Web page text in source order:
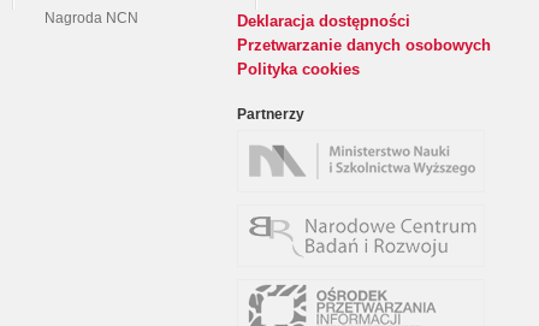
Nagroda NCN
Deklaracja dostępności
Przetwarzanie danych osobowych
Polityka cookies
Partnerzy